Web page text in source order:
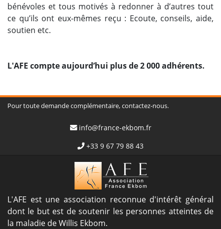
bénévoles et tous motivés à redonner à d’autres tout
ce qu’ils ont eux-mêmes reçu : Ecoute, conseils, aide,
soutien etc.
L'AFE compte aujourd’hui plus de 2 000 adhérents.
Pour toute demande complémentaire, contactez-nous.
info@france-ekbom.fr
+33 9 67 79 88 43
L'AFE est une association reconnue d'intérêt général
dont le but est de soutenir les personnes atteintes de
la maladie de Willis Ekbom.